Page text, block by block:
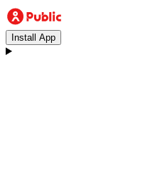
Install App